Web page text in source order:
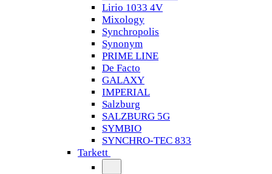
Lirio 1033 4V
Mixology
Synchropolis
Synonym
PRIME LINE
De Facto
GALAXY
IMPERIAL
Salzburg
SALZBURG 5G
SYMBIO
SYNCHRO-TEC 833
Tarkett